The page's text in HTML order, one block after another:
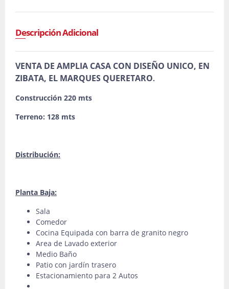
Descripción Adicional
VENTA DE AMPLIA CASA CON DISEÑO UNICO, EN
ZIBATA, EL MARQUES QUERETARO.
Construcción 220 mts
Terreno: 128 mts
Distribución:
Planta Baja:
Sala
Comedor
Cocina Equipada con barra de granito negro
Area de Lavado exterior
Medio Baño
Patio con jardín trasero
Estacionamiento para 2 Autos